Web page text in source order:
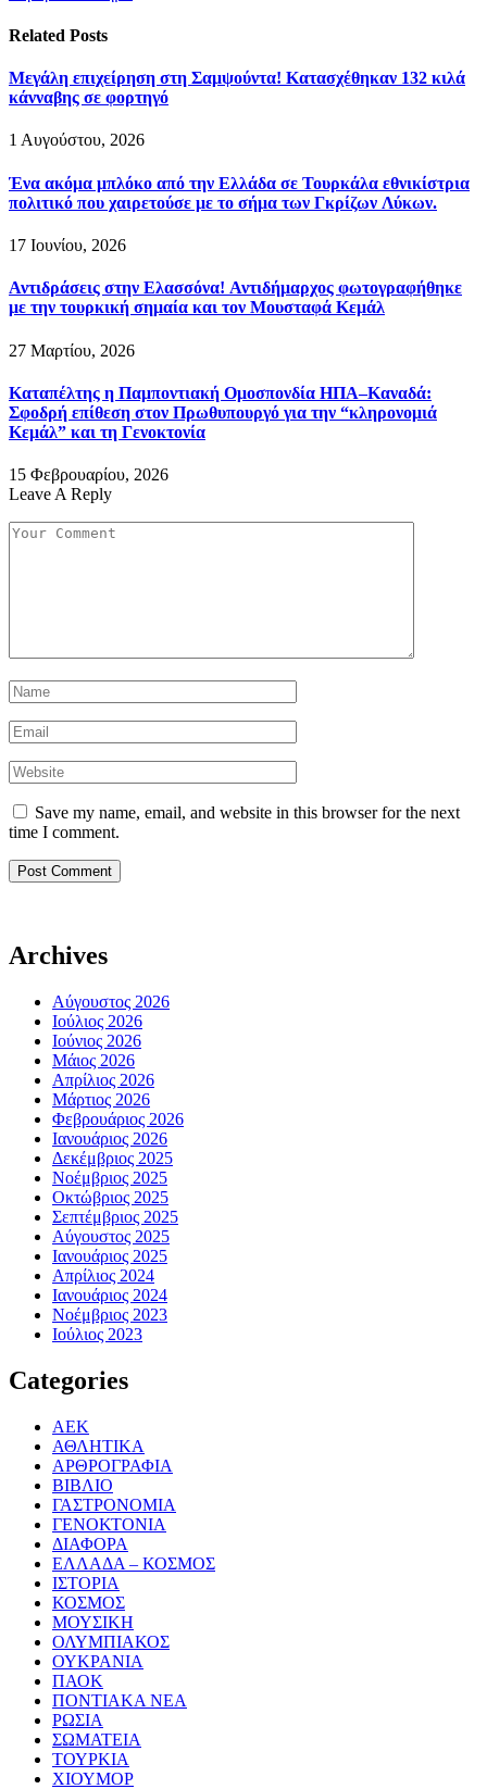
Related Posts
Μεγάλη επιχείρηση στη Σαμψούντα! Κατασχέθηκαν 132 κιλά
κάνναβης σε φορτηγό
1 Αυγούστου, 2026
Ένα ακόμα μπλόκο από την Ελλάδα σε Τουρκάλα εθνικίστρια
πολιτικό που χαιρετούσε με το σήμα των Γκρίζων Λύκων.
17 Ιουνίου, 2026
Αντιδράσεις στην Ελασσόνα! Αντιδήμαρχος φωτογραφήθηκε
με την τουρκική σημαία και τον Μουσταφά Κεμάλ
27 Μαρτίου, 2026
Καταπέλτης η Παμποντιακή Ομοσπονδία ΗΠΑ–Καναδά:
Σφοδρή επίθεση στον Πρωθυπουργό για την “κληρονομιά
Κεμάλ” και τη Γενοκτονία
15 Φεβρουαρίου, 2026
Leave A Reply
Save my name, email, and website in this browser for the next
time I comment.
Archives
Αύγουστος 2026
Ιούλιος 2026
Ιούνιος 2026
Μάιος 2026
Απρίλιος 2026
Μάρτιος 2026
Φεβρουάριος 2026
Ιανουάριος 2026
Δεκέμβριος 2025
Νοέμβριος 2025
Οκτώβριος 2025
Σεπτέμβριος 2025
Αύγουστος 2025
Ιανουάριος 2025
Απρίλιος 2024
Ιανουάριος 2024
Νοέμβριος 2023
Ιούλιος 2023
Categories
ΑΕΚ
ΑΘΛΗΤΙΚΑ
ΑΡΘΡΟΓΡΑΦΙΑ
ΒΙΒΛΙΟ
ΓΑΣΤΡΟΝΟΜΙΑ
ΓΕΝΟΚΤΟΝΙΑ
ΔΙΑΦΟΡΑ
ΕΛΛΑΔΑ – ΚΟΣΜΟΣ
ΙΣΤΟΡΙΑ
ΚΟΣΜΟΣ
ΜΟΥΣΙΚΗ
ΟΛΥΜΠΙΑΚΟΣ
ΟΥΚΡΑΝΙΑ
ΠΑΟΚ
ΠΟΝΤΙΑΚΑ ΝΕΑ
ΡΩΣΙΑ
ΣΩΜΑΤΕΙΑ
ΤΟΥΡΚΙΑ
ΧΙΟΥΜΟΡ